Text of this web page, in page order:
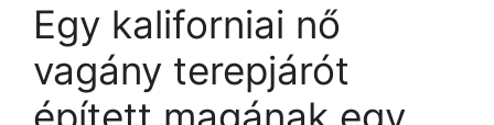
Egy kaliforniai nő
vagány terepjárót